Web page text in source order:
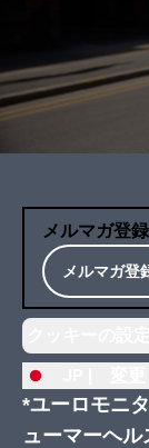
メルマガ登
メルマガ登
*ユーロモニ
ューマーヘ